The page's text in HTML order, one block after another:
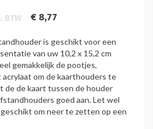
BTW € 8,77
is geschikt voor een
van uw 10,2 x 15,2 cm
gemakkelijk de pootjes,
om de kaarthouders te
de de kaart tussen de houder
goed aan. Let wel
om neer te zetten op een